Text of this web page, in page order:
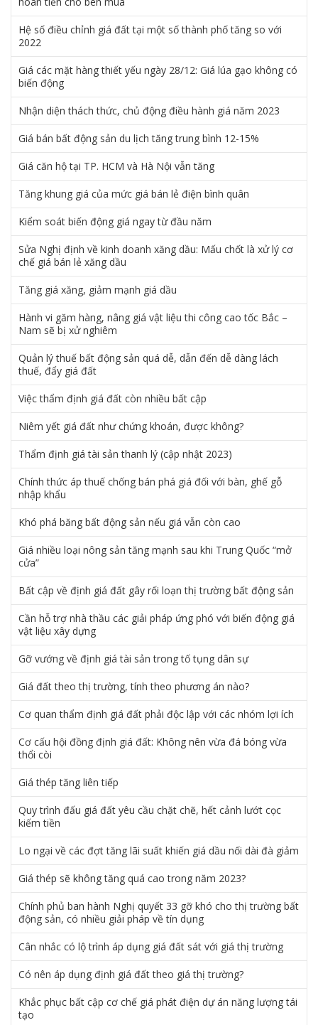
Hệ số điều chỉnh giá đất tại một số thành phố tăng so với
2022
Giá các mặt hàng thiết yếu ngày 28/12: Giá lúa gạo không có
biến động
Nhận diện thách thức, chủ động điều hành giá năm 2023
Giá bán bất động sản du lịch tăng trung bình 12-15%
Giá căn hộ tại TP. HCM và Hà Nội vẫn tăng
Tăng khung giá của mức giá bán lẻ điện bình quân
Kiểm soát biến động giá ngay từ đầu năm
Sửa Nghị định về kinh doanh xăng dầu: Mấu chốt là xử lý cơ
chế giá bán lẻ xăng dầu
Tăng giá xăng, giảm mạnh giá dầu
Hành vi găm hàng, nâng giá vật liệu thi công cao tốc Bắc –
Nam sẽ bị xử nghiêm
Quản lý thuế bất động sản quá dễ, dẫn đến dễ dàng lách
thuế, đẩy giá đất
Việc thẩm định giá đất còn nhiều bất cập
Niêm yết giá đất như chứng khoán, được không?
Thẩm định giá tài sản thanh lý (cập nhật 2023)
Chính thức áp thuế chống bán phá giá đối với bàn, ghế gỗ
nhập khẩu
Khó phá băng bất động sản nếu giá vẫn còn cao
Giá nhiều loại nông sản tăng mạnh sau khi Trung Quốc “mở
cửa”
Bất cập về định giá đất gây rối loạn thị trường bất động sản
Cần hỗ trợ nhà thầu các giải pháp ứng phó với biến động giá
vật liệu xây dựng
Gỡ vướng về định giá tài sản trong tố tụng dân sự
Giá đất theo thị trường, tính theo phương án nào?
Cơ quan thẩm định giá đất phải độc lập với các nhóm lợi ích
Cơ cấu hội đồng định giá đất: Không nên vừa đá bóng vừa
thổi còi
Giá thép tăng liên tiếp
Quy trình đấu giá đất yêu cầu chặt chẽ, hết cảnh lướt cọc
kiếm tiền
Lo ngại về các đợt tăng lãi suất khiến giá dầu nối dài đà giảm
Giá thép sẽ không tăng quá cao trong năm 2023?
Chính phủ ban hành Nghị quyết 33 gỡ khó cho thị trường bất
động sản, có nhiều giải pháp về tín dụng
Cân nhắc có lộ trình áp dụng giá đất sát với giá thị trường
Có nên áp dụng định giá đất theo giá thị trường?
Khắc phục bất cập cơ chế giá phát điện dự án năng lượng tái
tạo